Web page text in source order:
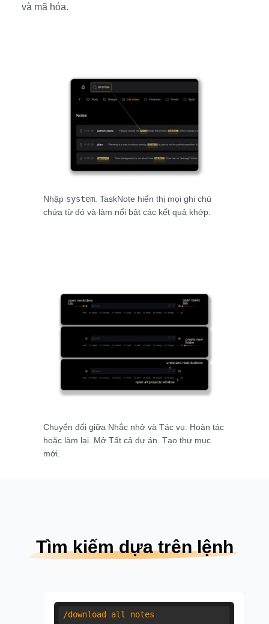
và mã hóa.
Nhập system . TaskNote hiển thị mọi ghi chú
chứa từ đó và làm nổi bật các kết quả khớp.
Chuyển đổi giữa Nhắc nhở và Tác vụ. Hoàn tác
hoặc làm lại. Mở Tất cả dự án. Tạo thư mục
mới.
Tìm kiếm dựa trên lệnh
/download all notes